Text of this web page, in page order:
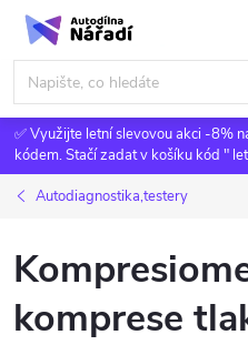
Přejít
obsah
✅ Využijte letní slevovou akci -8%
kódem. Stačí zadat v košíku kód "
Autodiagnostika,testery
komprese